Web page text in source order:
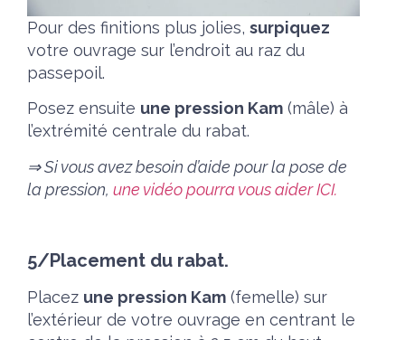
Pour des finitions plus jolies, surpiquez
votre ouvrage sur l’endroit au raz du
passepoil.
Posez ensuite une pression Kam (mâle) à
l’extrémité centrale du rabat.
⇒ Si vous avez besoin d’aide pour la pose de
la pression, une vidéo pourra vous aider ICI.
5/Placement du rabat.
Placez une pression Kam (femelle) sur
l’extérieur de votre ouvrage en centrant le